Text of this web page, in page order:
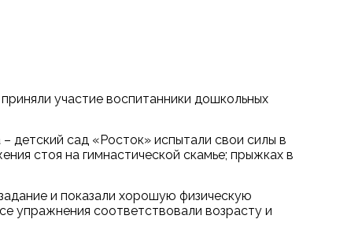
участие воспитанники дошкольных
детский сад «Росток» испытали свои силы в
стоя на гимнастической скамье; прыжках в
и показали хорошую физическую
упражнения соответствовали возрасту и